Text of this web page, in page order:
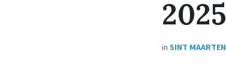
2025
inSINT MAARTEN